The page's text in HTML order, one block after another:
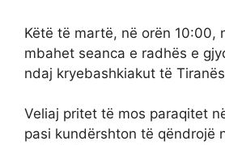
Këtë të martë, në orën 10:00,
mbahet seanca e radhës e
ndaj kryebashkiakut të
Veliaj pritet të mos paraqitet
pasi kundërshton të qëndrojë